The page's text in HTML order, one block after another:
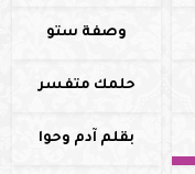
وصفة ستو
حلمك متفسر
بقلم آدم وحوا